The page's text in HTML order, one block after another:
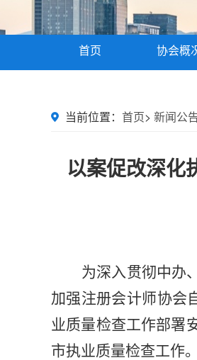
首页 协会概
当前位置： 首页> 新闻公
以案促改深化
为深入贯彻中办
加强注册会计师协会
业质量检查工作部署
市执业质量检查工作。